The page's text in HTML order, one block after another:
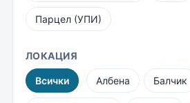
Парцел (УПИ)
ЛОКАЦИЯ
Всички Албена Балчик